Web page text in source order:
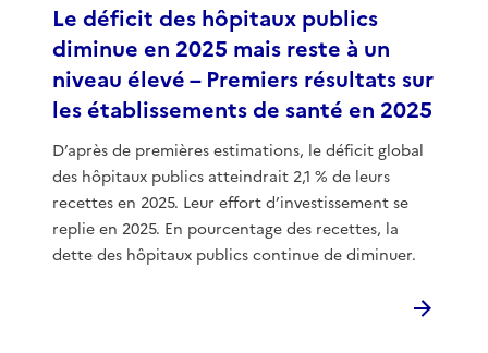
Le déficit des hôpitaux publics
diminue en 2025 mais reste à un
niveau élevé – Premiers résultats sur
les établissements de santé en 2025
D’après de premières estimations, le déficit global
des hôpitaux publics atteindrait 2,1 % de leurs
recettes en 2025. Leur effort d’investissement se
replie en 2025. En pourcentage des recettes, la
dette des hôpitaux publics continue de diminuer.